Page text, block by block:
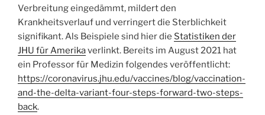
Verbreitung eingedämmt, mildert den
Krankheitsverlauf und verringert die Sterblichkeit
signifikant. Als Beispiele sind hier die Statistiken der
JHU für Amerikaverlinkt. Bereits im August 2021 hat
ein Professor für Medizin folgendes veröffentlicht:
https://coronavirus.jhu.edu/vaccines/blog/vaccination-
and-the-delta-variant-four-steps-forward-two-steps-
back.